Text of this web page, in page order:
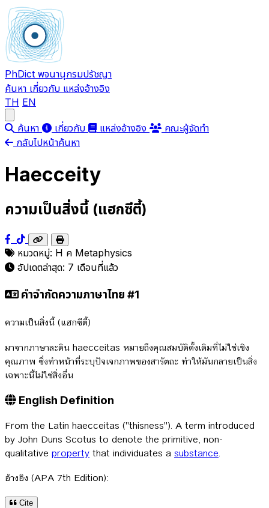
PhDict พจนานุกรมปรัชญา
ค้นหา เกี่ยวกับ แหล่งอ้างอิง
TH EN
ค้นหา เกี่ยวกับ แหล่งอ้างอิง
คณะผู้จัดทำ
กลับไปหน้าค้นหา
Haecceity
ความเป็นสิ่งนี้ (แฮกซีตี้)
หมวดหมู่: H ค Metaphysics
อัปเดตล่าสุด: 7 เดือนที่แล้ว
คำจำกัดความภาษาไทย #1
ความเป็นสิ่งนี้ (แฮกซีตี้)
มาจากภาษาละติน haecceitas หมายถึงคุณสมบัติดั้งเดิมที่ไม่ใช่เชิง
คุณภาพ ซึ่งทำหน้าที่ระบุปัจเจกภาพของสารัตถะ ทำให้มันกลายเป็นสิ่ง
เฉพาะนี้ไม่ใช่สิ่งอื่น
English Definition
From the Latin haecceitas ("thisness"). A term introduced
by John Duns Scotus to denote the primitive, non-
qualitative property that individuates a substance.
อ้างอิง (APA 7th Edition):
Cite